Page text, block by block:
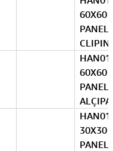
60X60
PANEL
CLIPIN
60X60
PANEL
30X30
PANEL